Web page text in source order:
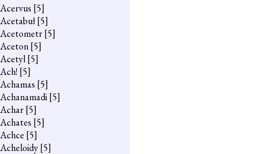
Acervus [5]
Acetabuł[5]
Acetometr[5]
Aceton[5]
Acetyl[5]
Ach! [5]
Achamas [5]
Achanamadi[5]
Achar[5]
Achates [5]
Achce [5]
Acheloidy[5]